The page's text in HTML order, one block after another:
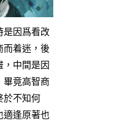
是因爲看改
而着迷，後
，中間是因
畢竟高智商
於不知何
適逢原著也